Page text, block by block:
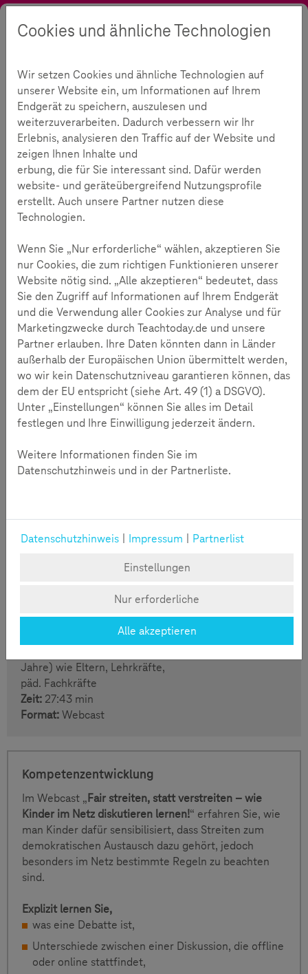
Suche Kontrast Sprache
Fair streiten, statt verstreiten
473
Lesezeit:5Minuten
Der diesjährige Safer Internet Day, der auch
international stattfindet, stand in diesem Jahr in
Deutschland am 08. Februar unter dem Motto „Fit
für die Demokratie, stark für die Gesellschaft“.
Bundesweit waren alle Akteure dazu aufgerufen, sich
gemeinsam für ein besseres Internet insbesondere für
Kinder und Jugendliche einzusetzen und zum aktuellen
Motto mit einer Aktion beizutragen.
Zustimmung erforderlich
Durch das Klicken auf "Video starten" wird das entsprechende Youtube-
Video eingeblendet. Wir möchten Sie darauf hinweisen, dass im Zuge
dessen Daten an Youtube übermittelt werden.
Soll das für alle externen Inhalte gelten, klicken Sie bitte auf "Cookies
verwalten".
Video Starten Cookies verwalten
Fair streiten, statt verstreiten - wie Kinder
richtig streiten lernen!
08. Februar 2022, 16 - 17 Uhr
Jahre) wie Eltern, Lehrkräfte,
päd. Fachkräfte
Zeit: 27:43 min
Format:Webcast
Kompetenzentwicklung
Im Webcast „Fair streiten, statt verstreiten – wie
Kinder im Netz diskutieren lernen!“ erfahren Sie, wie
man Kinder dafür sensibilisiert, dass Streiten zum
demokratischen Austausch dazu gehört, jedoch
besonders im Netz bestimmte Regeln zu beachten
sind.
Explizit lernen Sie,
was eine Debatte ist,
Unterschiede zwischen einer Diskussion, die offline
oder online stattfindet,
Cookies und ähnliche Technologien
Wir setzen Cookies und ähnliche Technologien auf
unserer Website ein, um Informationen auf Ihrem
Endgerät zu speichern, auszulesen und
weiterzuverarbeiten. Dadurch verbessern wir Ihr
Erlebnis, analysieren den Traffic auf der Website und
zeigen Ihnen Inhalte und
erbung, die für Sie interessant sind. Dafür werden
website- und geräteübergreifend Nutzungsprofile
erstellt. Auch unsere Partner nutzen diese
Technologien.
Wenn Sie „Nur erforderliche“ wählen, akzeptieren Sie
nur Cookies, die zum richtigen Funktionieren unserer
Website nötig sind. „Alle akzeptieren“ bedeutet, dass
Sie den Zugriff auf Informationen auf Ihrem Endgerät
und die Verwendung aller Cookies zur Analyse und für
Marketingzwecke durch Teachtoday.de und unsere
Partner erlauben. Ihre Daten könnten dann in Länder
außerhalb der Europäischen Union übermittelt werden,
wo wir kein Datenschutzniveau garantieren können, das
dem der EU entspricht (siehe Art. 49 (1) a DSGVO).
Unter „Einstellungen“ können Sie alles im Detail
festlegen und Ihre Einwilligung jederzeit ändern.
Weitere Informationen finden Sie im
Datenschutzhinweis und in der Partnerliste.
Datenschutzhinweis Impressum
Partnerlist
Einstellungen
Nur erforderliche
Alle akzeptieren